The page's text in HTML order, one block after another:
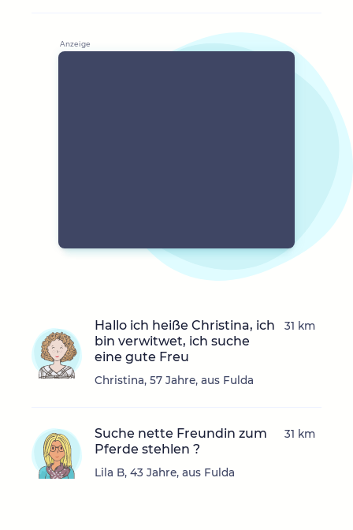
Hallo ich heiße Christina, ich
bin verwitwet, ich suche
eine gute Freu
Christina, 57 Jahre, aus Fulda
31 km
Suche nette Freundin zum
Pferde stehlen ?
Lila B, 43 Jahre, aus Fulda
31 km